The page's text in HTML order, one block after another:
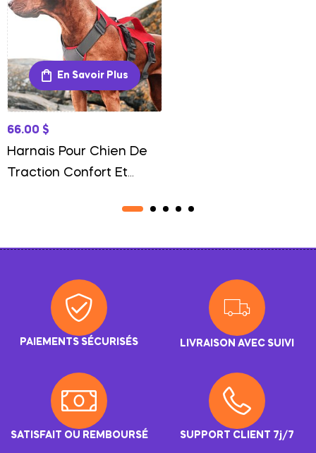
En Savoir Plus
66.00 $
Harnais Pour Chien De
Traction Confort Et
PAIEMENTS SÉCURISÉS LIVRAISON AVEC SUIVI
SATISFAIT OU REMBOURSÉ SUPPORT CLIENT 7j/7